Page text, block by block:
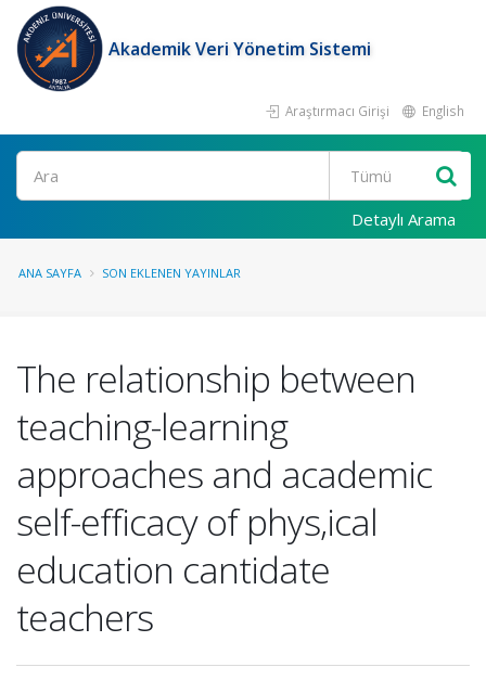
Akademik Veri Yönetim Sistemi
Araştırmacı Girişi English
Ara
Detaylı Arama
ANA SAYFA SON EKLENEN YAYINLAR
The relationship between
teaching-learning
approaches and academic
self-efficacy of phys,ical
education cantidate
teachers